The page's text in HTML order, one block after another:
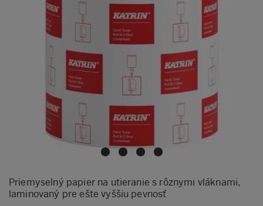
Priemyselný papier na utieranie s rôznymi vláknami,
laminovaný pre ešte vyššiu pevnosť